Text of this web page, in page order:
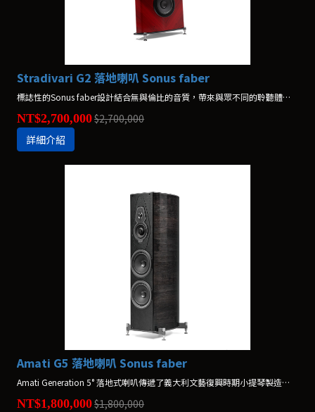
Stradivari G2 落地喇叭 Sonus faber
標誌性的Sonus faber設計結合無與倫比的音質，帶來與眾不同的聆聽體驗。
NT$2,700,000$2,700,000
詳細介紹
Amati G5 落地喇叭 Sonus faber
Amati Generation 5° 落地式喇叭傳遞了義大利文藝復興時期小提琴製造商Nicolo Amati的遠見才華，他深諳藝術表現形式和音樂功能之間的連結。新技術以令人驚嘆的細節傳達平衡的聲音，與Amati的高雅外型設計相互匹配。
NT$1,800,000$1,800,000